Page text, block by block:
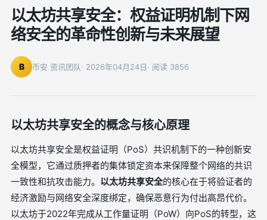
以太坊共享安全：权益证明机制下网
络安全的革命性创新与未来展望
B 币安 资讯团队· 2026年04月24日· 阅读 3856
以太坊共享安全的概念与核心原理
以太坊共享安全是权益证明（PoS）共识机制下的一种创新安
全模型，它通过质押者的集体锁定资本来保障整个网络的共识
一致性和抗攻击能力。 以太坊共享安全的核心在于将验证者的
经济激励与网络安全深度绑定，确保恶意行为付出高昂代价。
以太坊于2022年完成从工作量证明（PoW）向PoS的转型，这